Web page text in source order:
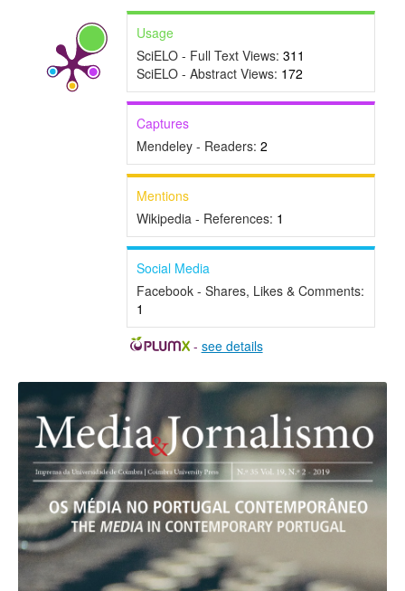
Usage
SciELO - Full Text Views: 311
SciELO - Abstract Views: 172
Captures
Mendeley - Readers: 2
Mentions
Wikipedia - References: 1
Social Media
Facebook - Shares, Likes & Comments:
1
- see details